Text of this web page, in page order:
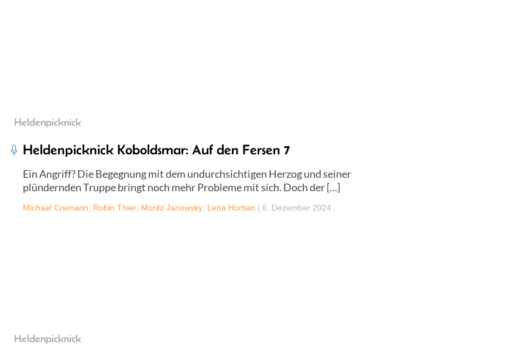
Heldenpicknick
Heldenpicknick Koboldsmar: Auf den Fersen 7
Ein Angriff? Die Begegnung mit dem undurchsichtigen Herzog und seiner
plündernden Truppe bringt noch mehr Probleme mit sich. Doch der […]
Michael Cremann Robin Thier Moritz Janowsky Lena Hortian | 6. Dezember 2024
Heldenpicknick